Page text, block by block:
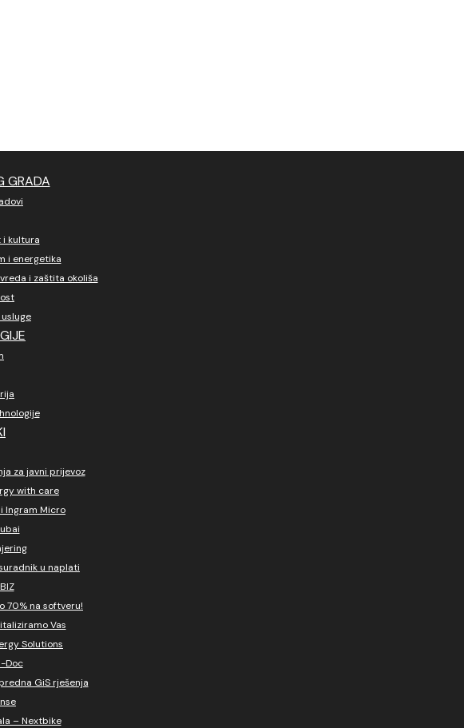
GRADA
i kultura
i energetika
i zaštita okoliša
za javni prijevoz
with care
Ingram Micro
u naplati
70% na softveru!
Vas
Solutions
Doc
GiS rješenja
– Nextbike